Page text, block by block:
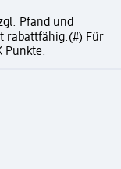
Pfand und
rabattfähig.(#) Für
Punkte.